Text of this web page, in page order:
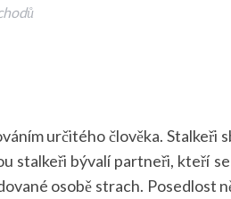
určitého člověka. Stalkeři
stalkeři bývalí partneři, kteří
osobě strach. Posedlost